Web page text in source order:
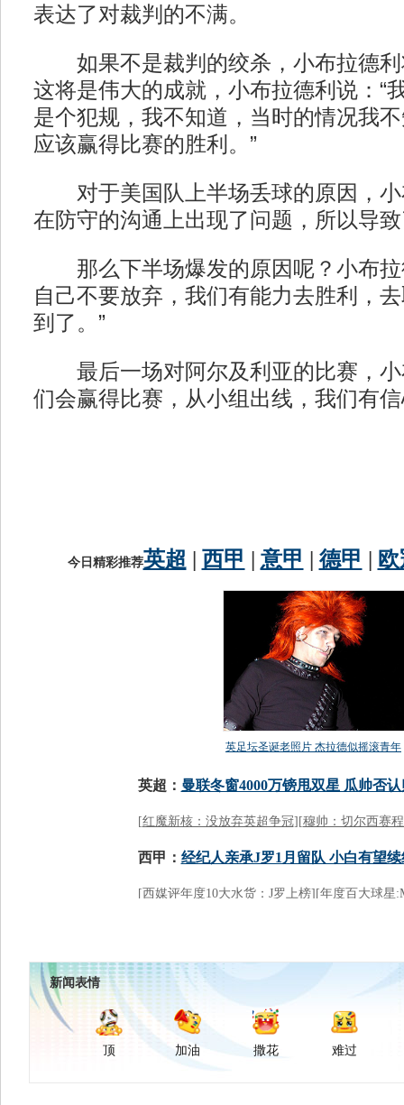
表达了对裁判的不满。
如果不是裁判的绞杀，小布拉德利
这将是伟大的成就，小布拉德利说：“
是个犯规，我不知道，当时的情况我
应该赢得比赛的胜利。”
对于美国队上半场丢球的原因，小
在防守的沟通上出现了问题，所以导致
那么下半场爆发的原因呢？小布拉
自己不要放弃，我们有能力去胜利，
到了。”
最后一场对阿尔及利亚的比赛，小
们会赢得比赛，从小组出线，我们有信
新闻表情
顶 加油 撒花 难过